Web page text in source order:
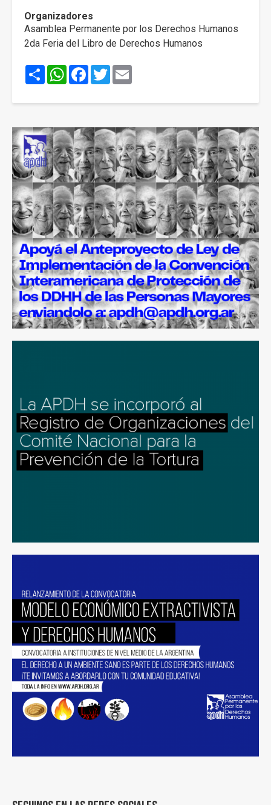
Organizadores
Asamblea Permanente por los Derechos Humanos
2da Feria del Libro de Derechos Humanos
ShareWhatsApp
Facebook
Twitter